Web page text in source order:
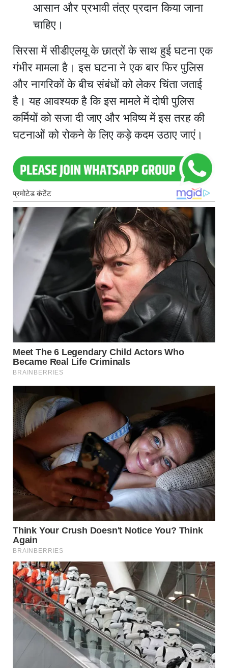
आसान और प्रभावी तंत्र प्रदान किया जाना
चाहिए।
सिरसा में सीडीएलयू के छात्रों के साथ हुई घटना एक
गंभीर मामला है। इस घटना ने एक बार फिर पुलिस
और नागरिकों के बीच संबंधों को लेकर चिंता जताई
है। यह आवश्यक है कि इस मामले में दोषी पुलिस
कर्मियों को सजा दी जाए और भविष्य में इस तरह की
घटनाओं को रोकने के लिए कड़े कदम उठाए जाएं।